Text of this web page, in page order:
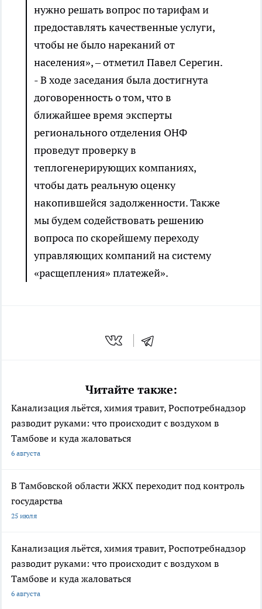
нужно решать вопрос по тарифам и
предоставлять качественные услуги,
чтобы не было нареканий от
населения», – отметил Павел Серегин.
- В ходе заседания была достигнута
договоренность о том, что в
ближайшее время эксперты
регионального отделения ОНФ
проведут проверку в
теплогенерирующих компаниях,
чтобы дать реальную оценку
накопившейся задолженности. Также
мы будем содействовать решению
вопроса по скорейшему переходу
управляющих компаний на систему
«расщепления» платежей».
Читайте также:
Канализация льётся, химия травит, Роспотребнадзор
разводит руками: что происходит с воздухом в
Тамбове и куда жаловаться
6 августа
В Тамбовской области ЖКХ переходит под контроль
государства
25 июля
Канализация льётся, химия травит, Роспотребнадзор
разводит руками: что происходит с воздухом в
Тамбове и куда жаловаться
6 августа